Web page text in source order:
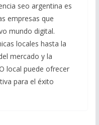
seo argentina es
empresas que
mundo digital.
locales hasta la
mercado y la
local puede ofrecer
para el éxito